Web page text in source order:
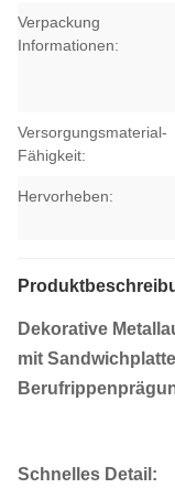
Verpackung
Informationen:
Versorgungsmaterial-
Fähigkeit:
Hervorheben:
Dekorative
mit
Schnelles Detail: